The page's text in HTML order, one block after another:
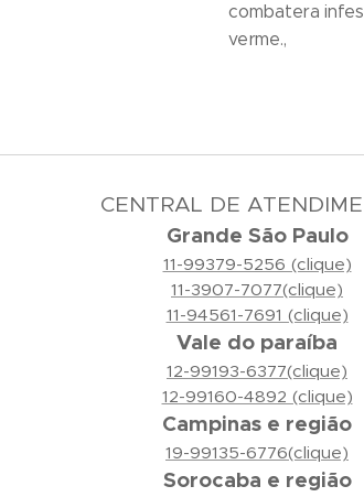
combatera
verme.,
CENTRAL DE
Grande São Paulo
11-99379-5256 (clique)
11-3907-7077(clique)
11-94561-7691 (clique)
Vale do paraíba
12-99193-6377(clique)
12-99160-4892 (clique)
Campinas e região
19-99135-6776(clique)
Sorocaba e região